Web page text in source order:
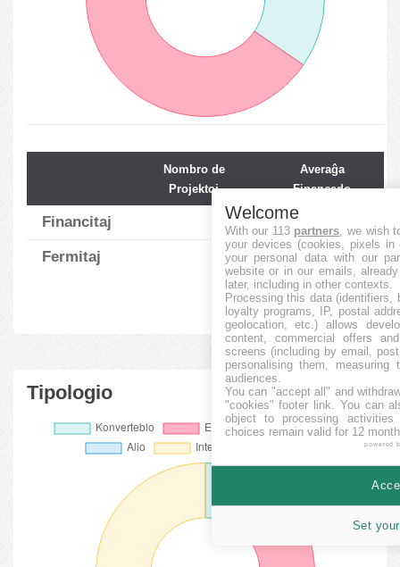
Nombro de
Projektoj
Averaĝa
Financado
Financitaj 9
Fermitaj 17 15.41 %
Tipologio
Welcome
With our 113 partners , we wish
your devices (cookies, pixels
your personal data with our
website or in our emails,
later, including in other contexts.
Processing this data (identifiers,
loyalty programs, IP, postal
geolocation, etc.) allows
content, commercial offers
screens (including by email,
personalising them, measuring
audiences.
You can "accept all" and
"cookies" footer link . You can
object to processing
choices remain valid for 12
powered
Set